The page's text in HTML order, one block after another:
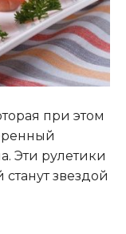
при этом
Эти рулетики
звездой